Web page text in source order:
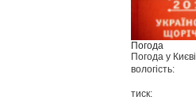
Погода
Погода у Києві
вологість:
тиск: